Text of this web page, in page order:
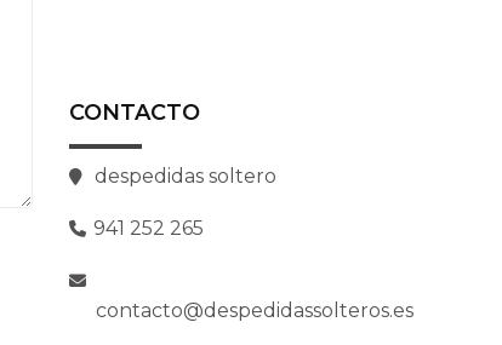
CONTACTO
despedidas soltero
941 252 265
contacto@despedidassolteros.es